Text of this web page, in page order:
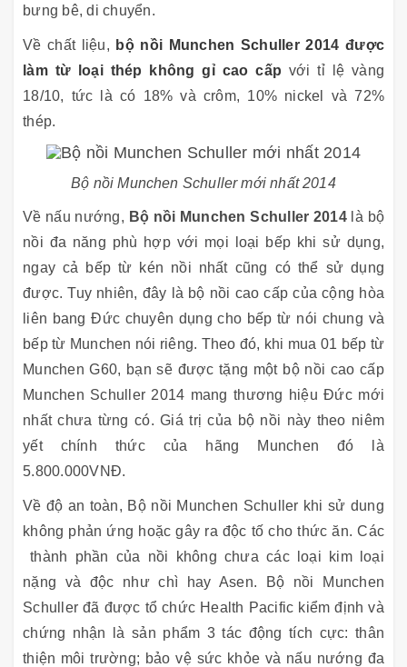
bưng bê, di chuyển.
Về chất liệu, bộ nồi Munchen Schuller 2014 được
làm từ loại thép không gỉ cao cấp với tỉ lệ vàng
18/10, tức là có 18% và crôm, 10% nickel và 72%
thép.
Bộ nồi Munchen Schuller mới nhất 2014
Về nấu nướng, Bộ nồi Munchen Schuller 2014là bộ
nồi đa năng phù hợp với mọi loại bếp khi sử dụng,
ngay cả bếp từ kén nồi nhất cũng có thể sử dụng
được. Tuy nhiên, đây là bộ nồi cao cấp của cộng hòa
liên bang Đức chuyên dụng cho bếp từ nói chung và
bếp từ Munchen nói riêng. Theo đó, khi mua 01 bếp từ
Munchen G60, bạn sẽ được tặng một bộ nồi cao cấp
Munchen Schuller 2014 mang thương hiệu Đức mới
nhất chưa từng có. Giá trị của bộ nồi này theo niêm
yết chính thức của hãng Munchen đó là
5.800.000VNĐ.
Về độ an toàn, Bộ nồi Munchen Schuller khi sử dung
không phản ứng hoặc gây ra độc tố cho thức ăn. Các
thành phần của nồi không chưa các loại kim loại
nặng và độc như chì hay Asen. Bộ nồi Munchen
Schuller đã được tổ chức Health Pacific kiểm định và
chứng nhận là sản phẩm 3 tác động tích cực: thân
thiện môi trường; bảo vệ sức khỏe và nấu nướng đa